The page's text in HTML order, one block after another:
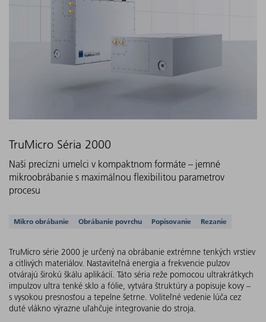
TruMicro Séria 2000
Naši precízni umelci v kompaktnom formáte – jemné
mikroobrábanie s maximálnou flexibilitou parametrov
procesu
Podporované aplikácie
Mikro obrábanie Obrábanie povrchu Popisovanie Rezanie
TruMicro série 2000 je určený na obrábanie extrémne tenkých vrstiev
a citlivých materiálov. Nastaviteľná energia a frekvencie pulzov
otvárajú širokú škálu aplikácií. Táto séria reže pomocou ultrakrátkych
impulzov ultra tenké sklo a fólie, vytvára štruktúry a popisuje kovy –
s vysokou presnosťou a tepelne šetrne. Voliteľné vedenie lúča cez
duté vlákno výrazne uľahčuje integrovanie do stroja.